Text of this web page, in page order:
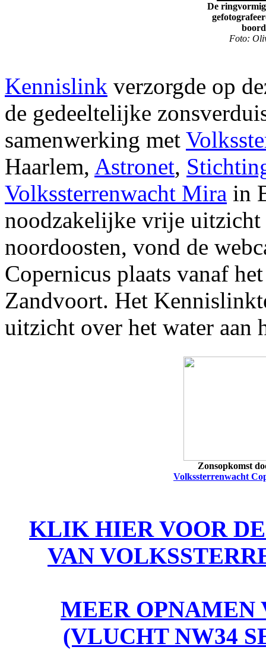
De
Foto:
Kennislink verzorgde op
de gedeeltelijke
samenwerking met
Haarlem, Astronet,
Volkssterrenwacht Mira in
noodzakelijke vrije
noordoosten, vond de
Copernicus plaats vanaf
Zandvoort. Het
uitzicht over het water aan
Zonsopkomst
Volkssterrenwacht
KLIK HIER VOOR
VAN
MEER OPNAMEN
(VLUCHT NW34